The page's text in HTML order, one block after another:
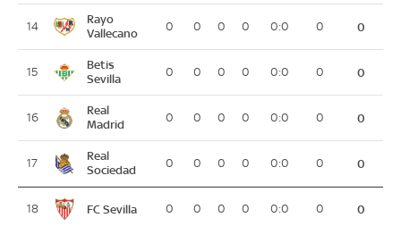
14
Rayo
Vallecano
0 0 0 0 0:0 0 0
15
Betis
Sevilla
0 0 0 0 0:0 0 0
16
Real
Madrid
0 0 0 0 0:0 0 0
17
Real
Sociedad
0 0 0 0 0:0 0 0
18 FC Sevilla 0 0 0 0 0:0 0 0